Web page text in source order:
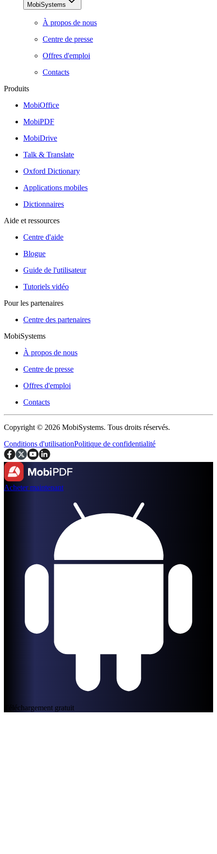
MobiSystems
À propos de nous
Centre de presse
Offres d'emploi
Contacts
Produits
MobiOffice
MobiPDF
MobiDrive
Talk & Translate
Oxford Dictionary
Applications mobiles
Dictionnaires
Aide et ressources
Centre d'aide
Blogue
Guide de l'utilisateur
Tutoriels vidéo
Pour les partenaires
Centre des partenaires
MobiSystems
À propos de nous
Centre de presse
Offres d'emploi
Contacts
Copyright © 2026 MobiSystems. Tous droits réservés.
Conditions d'utilisationPolitique de confidentialité
Acheter maintenant
Téléchargement gratuit